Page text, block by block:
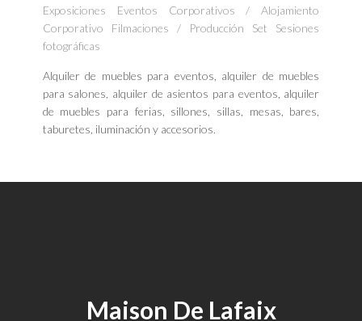
Exposiciones Eventos Corporativos / Alojamiento
Corporativo Filmaciones / Producción Set Sesiones
fotográficas
Alquiler de muebles para eventos, alquiler de muebles
para salones, alquiler de asientos para eventos, alquiler
de muebles para ferias, sillones, sillas, mesas, bares,
taburetes, iluminación y accesorios.
Maison De Lafaix